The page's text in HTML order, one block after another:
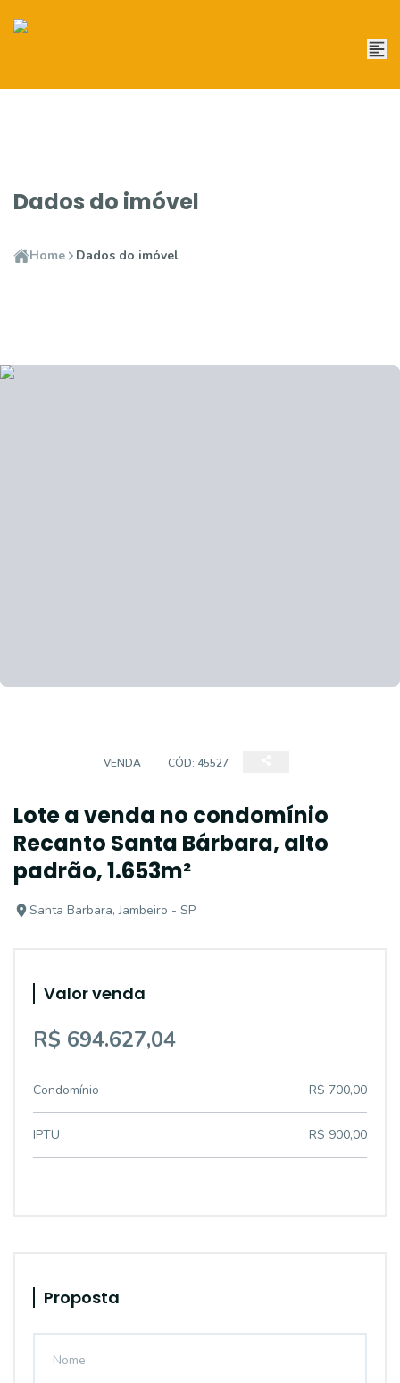
Dados do imóvel
Home Dados do imóvel
VENDA CÓD: 45527
Lote a venda no condomínio
Recanto Santa Bárbara, alto
padrão, 1.653m²
Santa Barbara, Jambeiro - SP
Valor venda
R$ 694.627,04
Condomínio R$ 700,00
IPTU R$ 900,00
Proposta